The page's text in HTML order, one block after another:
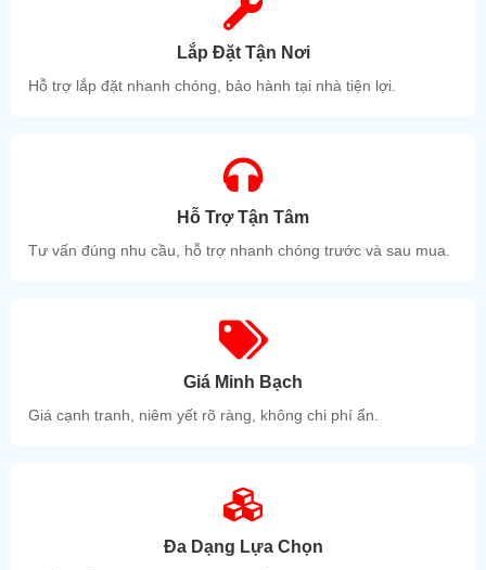
Lắp Đặt Tận Nơi
Hỗ trợ lắp đặt nhanh chóng, bảo hành tại nhà tiện lợi.
Hỗ Trợ Tận Tâm
Tư vấn đúng nhu cầu, hỗ trợ nhanh chóng trước và sau mua.
Giá Minh Bạch
Giá cạnh tranh, niêm yết rõ ràng, không chi phí ẩn.
Đa Dạng Lựa Chọn